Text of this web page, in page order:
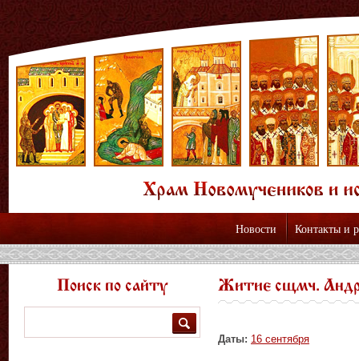
Новости Контакты и
Житие сщмч.
Даты: 16 сентября
Поиск по сайту